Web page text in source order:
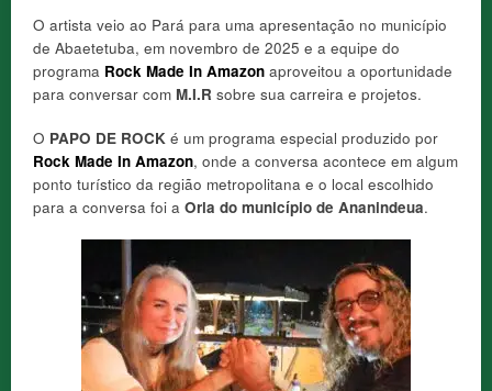
O artista veio ao Pará para uma apresentação no município
de Abaetetuba, em novembro de 2025 e a equipe do
programa Rock Made In Amazon aproveitou a oportunidade
para conversar com M.I.R sobre sua carreira e projetos.
O PAPO DE ROCK é um programa especial produzido por
Rock Made In Amazon, onde a conversa acontece em algum
ponto turístico da região metropolitana e o local escolhido
para a conversa foi a Orla do município de Ananindeua.